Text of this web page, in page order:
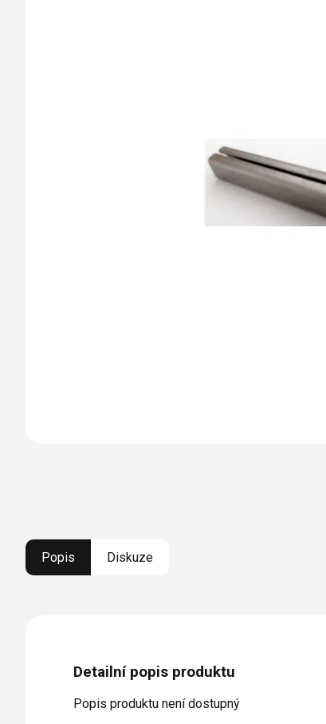
Popis Diskuze
Detailní popis produktu
Popis produktu není dostupný